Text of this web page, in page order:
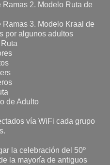
2. Modelo Ruta de
3. Modelo Kraal de
por algunos adultos
de Adulto
vía WiFi cada grupo
la celebración del 50º
la mayoría de antiguos